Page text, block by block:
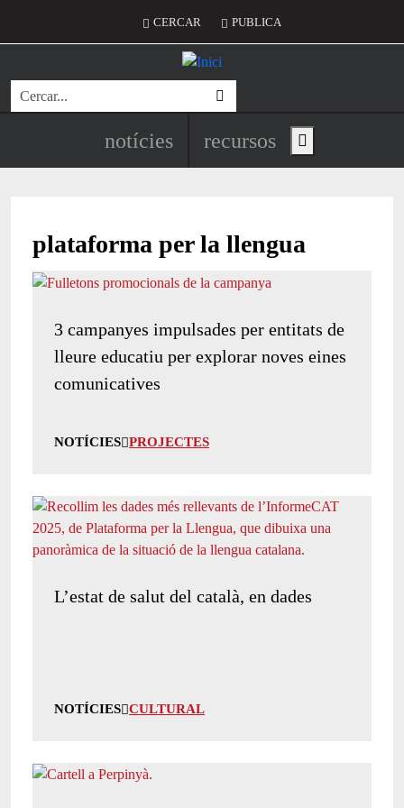
Menú del compte d'usuari
CERCAR PUBLICA
Cerca
Navegació principal de
notícies recursos Show main menu
plataforma per la llengua
3 campanyes impulsades per entitats de
lleure educatiu per explorar noves eines
comunicatives
NOTÍCIES PROJECTES
L’estat de salut del català, en dades
NOTÍCIES CULTURAL